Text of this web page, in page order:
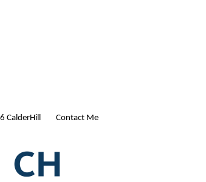
CalderHill Ltd | Contact Me